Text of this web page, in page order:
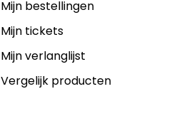
Mijn bestellingen
Mijn tickets
Mijn verlanglijst
Vergelijk producten